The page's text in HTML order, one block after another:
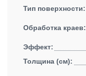
Тип поверхности:
Обработка краев:
Эффект:
Толщина (см):